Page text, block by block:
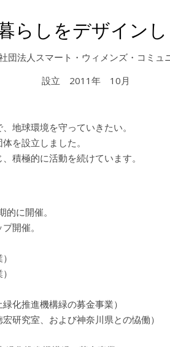
らしをデザイン
団法人スマート・ウィメンズ・コミュ
設立 2011年 10月
地球環境を守っていきたい。
を設立しました。
積極的に活動を続けています。
に開催。
プ開催。
推進機構緑の募金事業）
究室、および神奈川県との恊働）